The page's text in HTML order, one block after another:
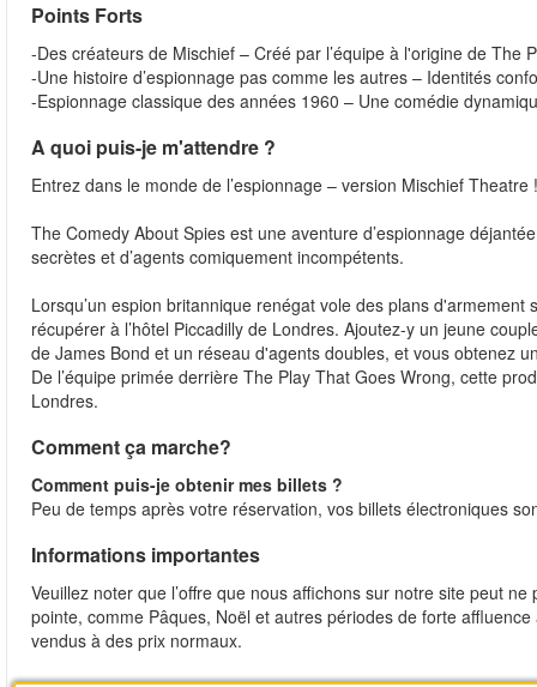
Points Forts
-Des créateurs de Mischief – Créé par l’équipe à l'origine de The
-Une histoire d’espionnage pas comme les autres – Identités
-Espionnage classique des années 1960 – Une comédie
A quoi puis-je m'attendre ?
Entrez dans le monde de l’espionnage – version Mischief Theatre !
The Comedy About Spies est une aventure d’espionnage
secrètes et d’agents comiquement incompétents.
Lorsqu’un espion britannique renégat vole des plans
récupérer à l’hôtel Piccadilly de Londres. Ajoutez-y un jeune
de James Bond et un réseau d'agents doubles, et vous obtenez
De l’équipe primée derrière The Play That Goes Wrong, cette
Londres.
Comment ça marche?
Comment puis-je obtenir mes billets ?
Peu de temps après votre réservation, vos billets électroniques
Informations importantes
Veuillez noter que l’offre que nous affichons sur notre site peut
pointe, comme Pâques, Noël et autres périodes de forte
vendus à des prix normaux.